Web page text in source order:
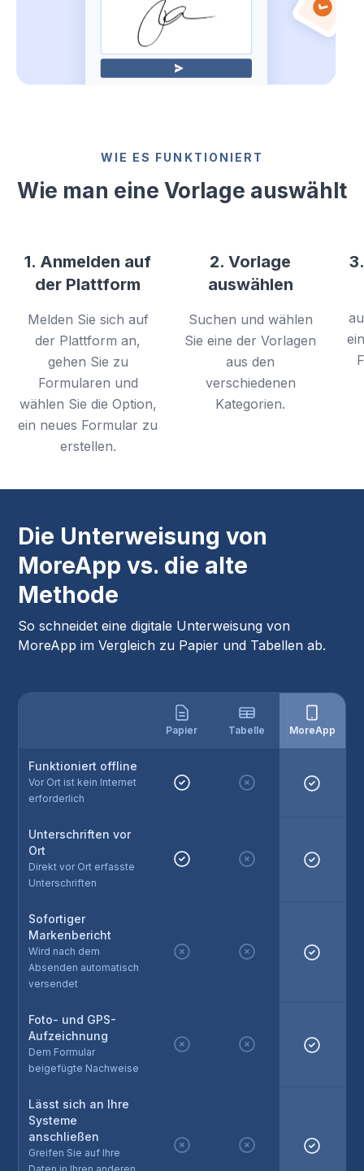
WIE ES FUNKTIONIERT
Wie man eine Vorlage auswählt
1. Anmelden auf
der Plattform
Melden Sie sich auf
der Plattform an,
gehen Sie zu
Formularen und
wählen Sie die Option,
ein neues Formular zu
erstellen.
2. Vorlage
auswählen
Suchen und wählen
Sie eine der Vorlagen
aus den
verschiedenen
Kategorien.
Die Unterweisung von
MoreApp vs. die alte
Methode
So schneidet eine digitale Unterweisung von
MoreApp im Vergleich zu Papier und Tabellen ab.
Papier Tabelle MoreApp
Funktioniert offline
Vor Ort ist kein Internet
erforderlich
Unterschriften vor
Ort
Direkt vor Ort erfasste
Unterschriften
Sofortiger
Markenbericht
Wird nach dem
Absenden automatisch
versendet
Foto- und GPS-
Aufzeichnung
Dem Formular
beigefügte Nachweise
Lässt sich an Ihre
Systeme
anschließen
Greifen Sie auf Ihre